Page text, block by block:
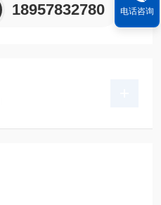
18957832780 电话咨询